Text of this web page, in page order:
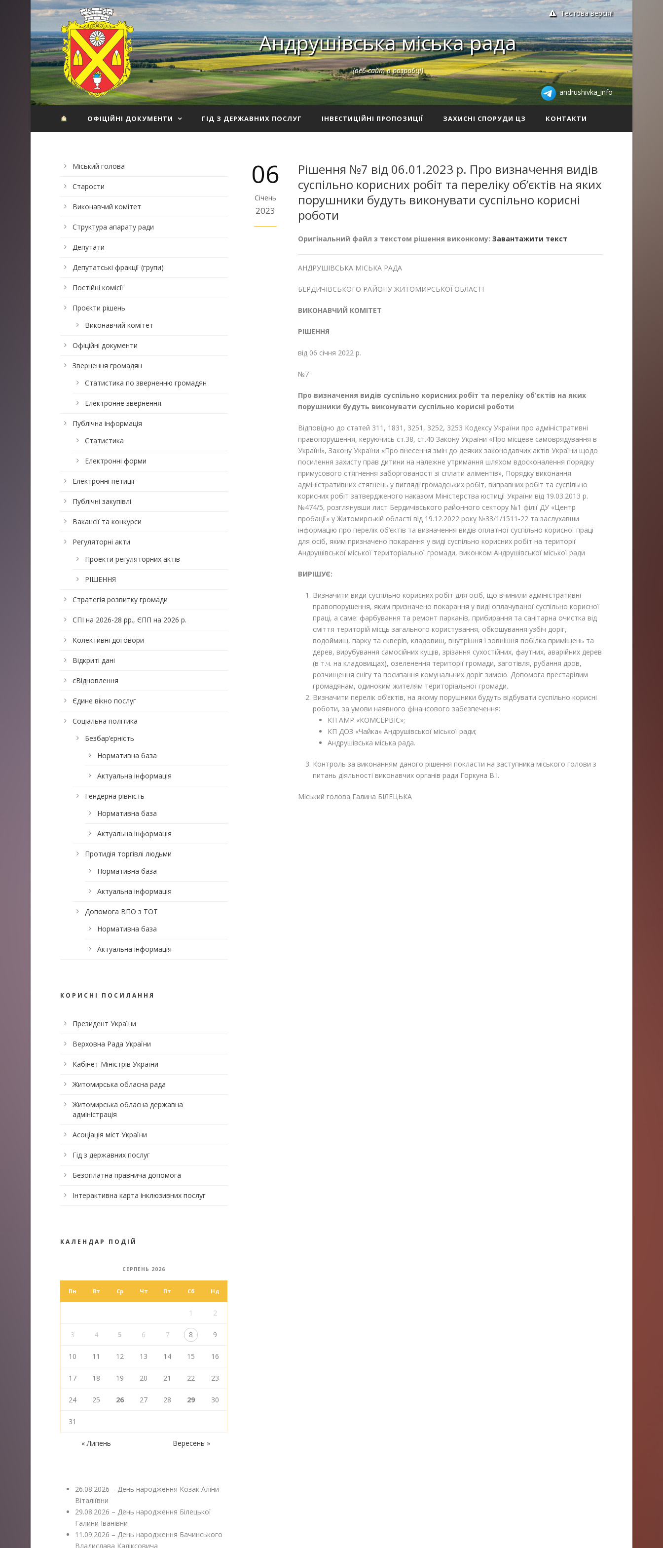
Тестова версія!
Андрушівська міська рада
(веб-сайт в розробці)
andrushivka_info
ОФІЦІЙНІ ДОКУМЕНТИ ГІД З ДЕРЖАВНИХ ПОСЛУГ ІНВЕСТИЦІЙНІ ПРОПОЗИЦІЇ ЗАХИСНІ СПОРУДИ ЦЗ КОНТАКТИ
06
Січень
2023
Рішення №7 від 06.01.2023 р. Про визначення видів
суспільно корисних робіт та переліку об’єктів на яких
порушники будуть виконувати суспільно корисні
роботи
Оригінальний файл з текстом рішення виконкому: Завантажити текст
АНДРУШІВСЬКА МІСЬКА РАДА
БЕРДИЧІВСЬКОГО РАЙОНУ ЖИТОМИРСЬКОЇ ОБЛАСТІ
ВИКОНАВЧИЙ КОМІТЕТ
РІШЕННЯ
від 06 січня 2022 р.
№7
Про визначення видів суспільно корисних робіт та переліку об’єктів на яких
порушники будуть виконувати суспільно корисні роботи
Відповідно до статей 31 1 , 1831 , 3251 , 3252, 3253 Кодексу України про адміністративні
правопорушення, керуючись ст.38, ст.40 Закону України «Про місцеве самоврядування в
Україні», Закону України «Про внесення змін до деяких законодавчих актів України щодо
посилення захисту прав дитини на належне утримання шляхом вдосконалення порядку
примусового стягнення заборгованості зі сплати аліментів», Порядку виконання
адміністративних стягнень у вигляді громадських робіт, виправних робіт та суспільно
корисних робіт затвердженого наказом Міністерства юстиції України від 19.03.2013 р.
№474/5, розглянувши лист Бердичівського районного сектору №1 філії ДУ «Центр
пробації» у Житомирській області від 19.12.2022 року №33/1/1511-22 та заслухавши
інформацію про перелік об’єктів та визначення видів оплатної суспільно корисної праці
для осіб, яким призначено покарання у виді суспільно корисних робіт на території
Андрушівської міської територіальної громади, виконком Андрушівської міської ради
ВИРІШУЄ:
Визначити види суспільно корисних робіт для осіб, що вчинили адміністративні
правопорушення, яким призначено покарання у виді оплачуваної суспільно корисної
праці, а саме: фарбування та ремонт парканів, прибирання та санітарна очистка від
сміття територій місць загального користування, обкошування узбіч доріг,
водоймищ, парку та скверів, кладовищ, внутрішня і зовнішня побілка приміщень та
дерев, вирубування самосійних кущів, зрізання сухостійних, фаутних, аварійних дерев
(в т.ч. на кладовищах), озеленення території громади, заготівля, рубання дров,
розчищення снігу та посипання комунальних доріг зимою. Допомога престарілим
громадянам, одиноким жителям територіальної громади.
Визначити перелік об’єктів, на якому порушники будуть відбувати суспільно корисні
роботи, за умови наявного фінансового забезпечення:
КП АМР «КОМСЕРВІС»;
КП ДОЗ «Чайка» Андрушівської міської ради;
Андрушівська міська рада.
Контроль за виконанням даного рішення покласти на заступника міського голови з
питань діяльності виконавчих органів ради Горкуна В.І.
Міський голова Галина БІЛЕЦЬКА
Міський голова
Старости
Виконавчий комітет
Структура апарату ради
Депутати
Депутатські фракції (групи)
Постійні комісії
Проєкти рішень
Виконавчий комітет
Офіційні документи
Звернення громадян
Статистика по зверненню громадян
Електронне звернення
Публічна інформація
Статистика
Електронні форми
Електронні петиції
Публічні закупівлі
Вакансії та конкурси
Регуляторні акти
Проекти регуляторних актів
РІШЕННЯ
Стратегія розвитку громади
СПІ на 2026-28 рр., ЄПП на 2026 р.
Колективні договори
Відкриті дані
єВідновлення
Єдине вікно послуг
Соціальна політика
Безбар’єрність
Нормативна база
Актуальна інформація
Гендерна рівність
Нормативна база
Актуальна інформація
Протидія торгівлі людьми
Нормативна база
Актуальна інформація
Допомога ВПО з ТОТ
Нормативна база
Актуальна інформація
КОРИСНІ ПОСИЛАННЯ
Президент України
Верховна Рада України
Кабінет Міністрів України
Житомирська обласна рада
Житомирська обласна державна
адміністрація
Асоціація міст України
Гід з державних послуг
Безоплатна правнича допомога
Інтерактивна карта інклюзивних послуг
КАЛЕНДАР ПОДІЙ
СЕРПЕНЬ 2026
Пн Вт Ср Чт Пт Сб Нд
1 2
3 4 5 6 7 8 9
10 11 12 13 14 15 16
17 18 19 20 21 22 23
24 25 26 27 28 29 30
31
« Липень Вересень »
26.08.2026 – День народження Козак Аліни
Віталіївни
29.08.2026 – День народження Білецької
Галини Іванівни
11.09.2026 – День народження Бачинського
Владислава Каліксовича